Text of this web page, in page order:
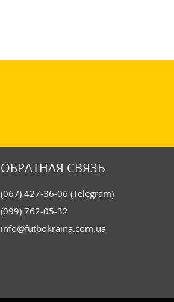
ОБРАТНАЯ СВЯЗЬ
(067) 427-36-06 (Telegram)
(099) 762-05-32
info@futbokraina.com.ua